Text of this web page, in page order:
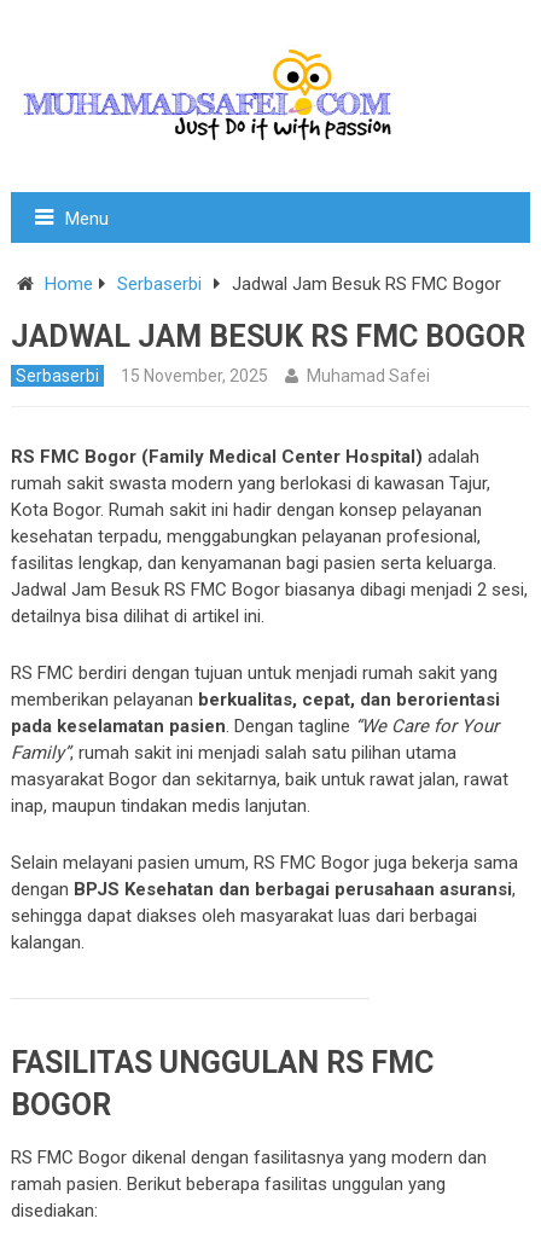
Menu
Home Serbaserbi Jadwal Jam Besuk RS FMC Bogor
JADWAL JAM BESUK RS FMC BOGOR
Serbaserbi 15 November, 2025 Muhamad Safei
RS FMC Bogor (Family Medical Center Hospital) adalah
rumah sakit swasta modern yang berlokasi di kawasan Tajur,
Kota Bogor. Rumah sakit ini hadir dengan konsep pelayanan
kesehatan terpadu, menggabungkan pelayanan profesional,
fasilitas lengkap, dan kenyamanan bagi pasien serta keluarga.
Jadwal Jam Besuk RS FMC Bogor biasanya dibagi menjadi 2 sesi,
detailnya bisa dilihat di artikel ini.
RS FMC berdiri dengan tujuan untuk menjadi rumah sakit yang
memberikan pelayanan berkualitas, cepat, dan berorientasi
pada keselamatan pasien. Dengan tagline “We Care for Your
Family”, rumah sakit ini menjadi salah satu pilihan utama
masyarakat Bogor dan sekitarnya, baik untuk rawat jalan, rawat
inap, maupun tindakan medis lanjutan.
Selain melayani pasien umum, RS FMC Bogor juga bekerja sama
dengan BPJS Kesehatan dan berbagai perusahaan asuransi,
sehingga dapat diakses oleh masyarakat luas dari berbagai
kalangan.
FASILITAS UNGGULAN RS FMC
BOGOR
RS FMC Bogor dikenal dengan fasilitasnya yang modern dan
ramah pasien. Berikut beberapa fasilitas unggulan yang
disediakan: